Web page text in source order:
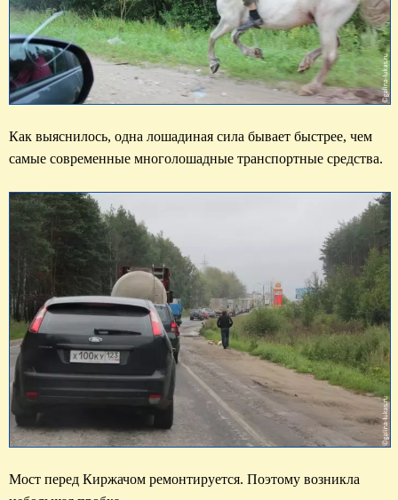
Как выяснилось, одна лошадиная сила бывает быстрее, чем
самые современные многолошадные транспортные средства.
Мост перед Киржачом ремонтируется. Поэтому возникла